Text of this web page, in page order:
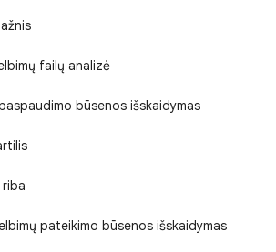
failų analizė
būsenos išskaidymas
pateikimo būsenos išskaidymas